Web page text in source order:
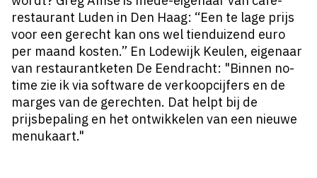
restaurant Luden in Den Haag: “Een te lage prijs
voor een gerecht kan ons wel tienduizend euro
per maand kosten.” En Lodewijk Keulen, eigenaar
van restaurantketen De Eendracht: "Binnen no-
time zie ik via software de verkoopcijfers en de
marges van de gerechten. Dat helpt bij de
prijsbepaling en het ontwikkelen van een nieuwe
menukaart."